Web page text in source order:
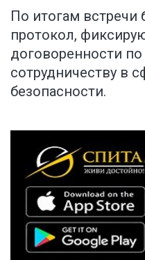
По итогам встречи
протокол,
договоренности
сотрудничеству в
безопасности.